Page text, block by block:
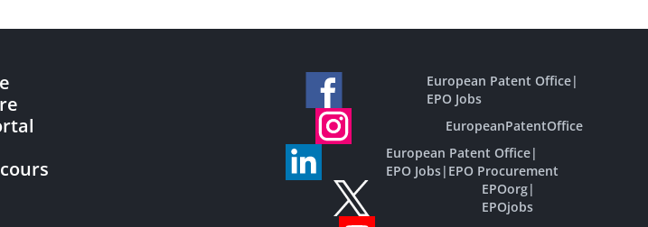
European Patent Office|
EPO Jobs
EuropeanPatentOffice
European Patent Office|
EPO Jobs| EPO Procurement
EPOorg|
EPOjobs